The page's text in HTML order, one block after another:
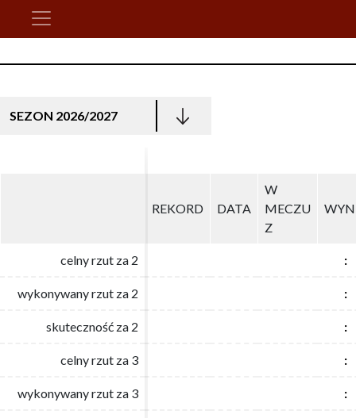
SEZON 2026/2027
REKORD DATA
W
MECZU
Z
celny rzut za 2 :
wykonywany rzut za 2 :
skuteczność za 2 :
celny rzut za 3 :
wykonywany rzut za 3 :
REKORD DATA
W
MECZU
Z
celny rzut za 2 :
wykonywany rzut za 2 :
skuteczność za 2 :
celny rzut za 3 :
wykonywany rzut za 3 :